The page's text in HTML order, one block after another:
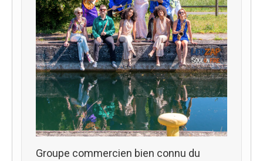
Groupe commercien bien connu du